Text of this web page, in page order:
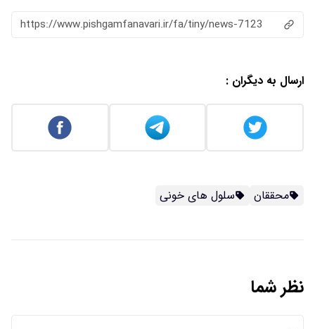
https://www.pishgamfanavari.ir/fa/tiny/news-7123
ارسال به دیگران :
محققان سلول های خونی
نظر شما